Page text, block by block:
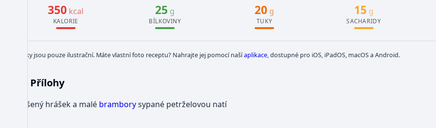
350 kcal
KALORIE
25 g
BÍLKOVINY
20g
TUKY
15 g
SACHARIDY
Obrázky jsou pouze ilustrační. Máte vlastní foto receptu? Nahrajte jej pomocí našíaplikace, dostupné pro iOS, iPadOS, macOS a Android.
Přílohy
Dušený hrášek a malé bramborysypané petrželovou natí